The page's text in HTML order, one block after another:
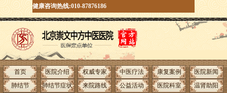
健康咨询热线:010-87876186
首页 医院介绍 权威专家 中医疗法 康复案例
医院新闻
肺结节
肺结节症状 来院路线 公益活动 医院科室
温肾助阳